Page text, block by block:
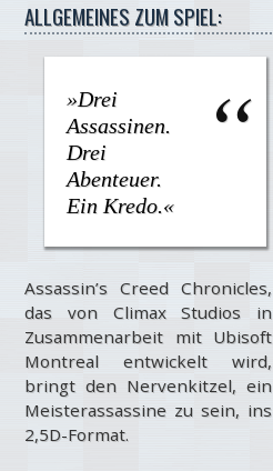
ALLGEMEINES ZUM SPIEL:
»Drei
Assassinen.
Drei
Abenteuer.
Ein Kredo.«
Assassin’s Creed Chronicles,
das von Climax Studios in
Zusammenarbeit mit Ubisoft
Montreal entwickelt wird,
bringt den Nervenkitzel, ein
Meisterassassine zu sein, ins
2,5D-Format.